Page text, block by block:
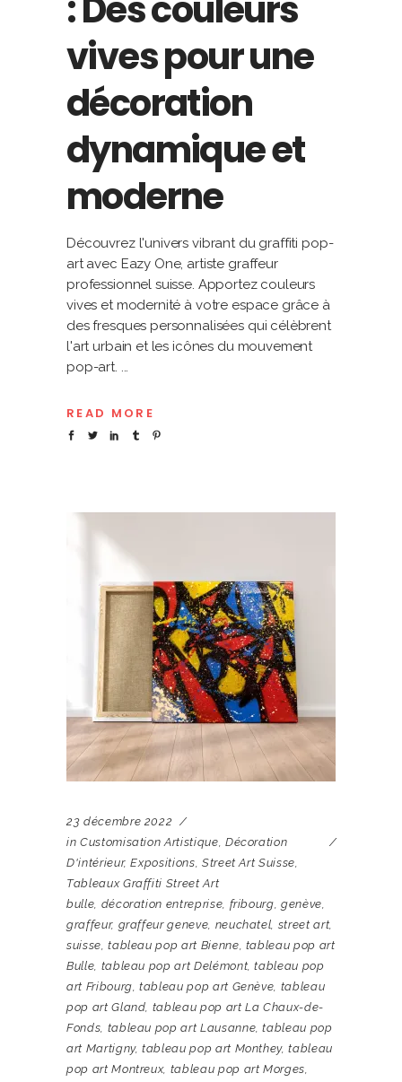
vives pour une
décoration
dynamique et
moderne
Découvrez l'univers vibrant du graffiti pop-
art avec Eazy One, artiste graffeur
professionnel suisse. Apportez couleurs
vives et modernité à votre espace grâce à
des fresques personnalisées qui célèbrent
l'art urbain et les icônes du mouvement
pop-art.
READ MORE
23 décembre 2022
in Customisation Artistique, Décoration
D'intérieur,Expositions, Street Art Suisse,
Tableaux Graffiti Street Art
bulle, décoration entreprise, fribourg,genève,
graffeur, graffeur geneve, neuchatel, street art,
suisse,tableau pop art Bienne, tableau pop art
Bulle, tableau pop art Delémont,tableau pop
art Fribourg,tableau pop art Genève, tableau
pop art Gland, tableau pop art La Chaux-de-
Fonds, tableau pop art Lausanne,tableau pop
art Martigny,tableau pop art Monthey,tableau
pop art Montreux, tableau pop art Morges,